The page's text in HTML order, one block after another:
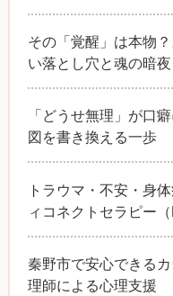
その「覚醒」は本物
い落とし穴と魂の暗夜
「どうせ無理」が口
図を書き換える一歩
トラウマ・不安・身
ィコネクトセラピー
秦野市で安心できる
理師による心理支援